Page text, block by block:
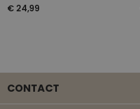
€ 24,99
CONTACT